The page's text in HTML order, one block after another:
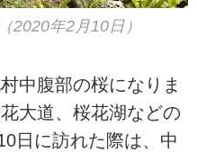
2020年2月10日）
中腹部の桜になりま
大道、桜花湖などの
日に訪れた際は、中